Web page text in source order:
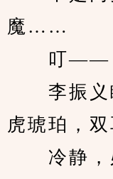
魔……
叮——
李振义
虎琥珀，
冷静，